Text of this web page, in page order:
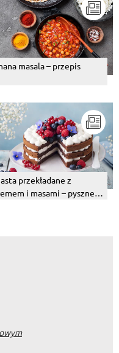
masala – przepis
przekładane z
i masami – pyszne